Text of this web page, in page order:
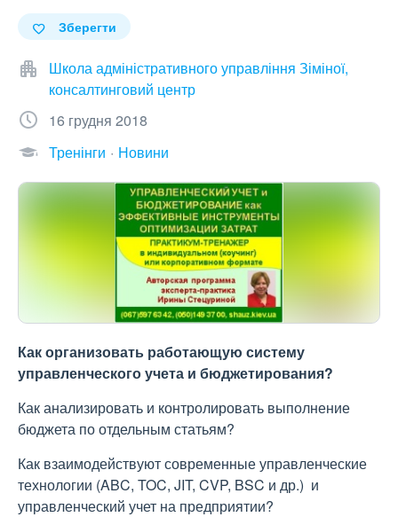
Зберегти
Школа адміністративного управління Зіміної,
консалтинговий центр
16 грудня 2018
Тренінги
Новини
Как организовать работающую систему
управленческого учета и бюджетирования?
Как анализировать и контролировать выполнение
бюджета по отдельным статьям?
Как взаимодействуют современные управленческие
технологии (ABC, TOC, JIT, CVP, BSC и др.) и
управленческий учет на предприятии?